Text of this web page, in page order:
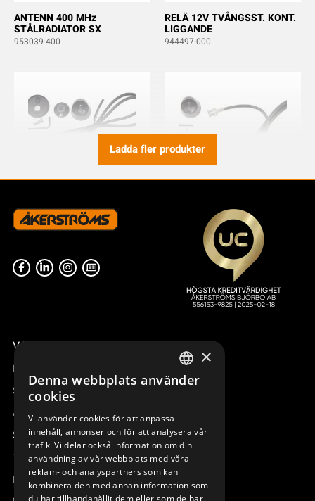
ANTENN 400 MHz
STÅLRADIATOR SX
953039-400
RELÄ 12V TVÅNGSST. KONT.
LIGGANDE
944497-000
ANTENNKABEL L=1000 BNC
SX FÄSTE
ANTENNKABEL L=3000 BNC
SX FÄSTE
953035-3000
ANTENNKABEL L=6000 BNC
SX FÄSTE
953035-6000
MODEM CU96/RCU6000 DATA
SLICER 1BNC
950538-000
Ladda fler produkter
Våra radiostyrningar – översikt
Remotus
Sesam
Access_Ctrl
Support
Teknisk support
Boka service
SWEDISH
DEUTSCH
×
Denna webbplats använder
cookies
Vi använder cookies för att anpassa
innehåll, annonser och för att analysera vår
trafik. Vi delar också information om din
användning av vår webbplats med våra
reklam- och analyspartners som kan
kombinera den med annan information som
du har tillhandahållit dem eller som de har